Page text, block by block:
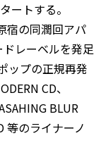
ートする。
宿の同潤回アパ
レーベルを発足
ップの正規再発
CD、
BLUR
等のライナーノ